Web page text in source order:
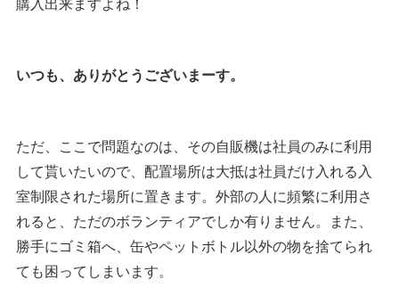
いつも、ありがとうございまーす。
ただ、ここで問題なのは、その自販機は社員のみに利用
して貰いたいので、配置場所は大抵は社員だけ入れる入
室制限された場所に置きます。外部の人に頻繁に利用さ
れると、ただのボランティアでしか有りません。また、
勝手にゴミ箱へ、缶やペットボトル以外の物を捨てられ
ても困ってしまいます。